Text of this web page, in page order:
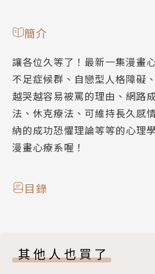
簡介
讓各位久等了！最新一集漫畫
不足症候群、自戀型人格障礙
越哭越容易被罵的理由、網路
法、休克療法、可維持長久感
納的成功恐懼理論等等的心理
漫畫心療系喔！
目錄
其他人也買了